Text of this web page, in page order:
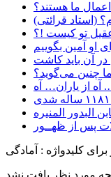
(استاد قرائتی)
تو کیست !؟
او آمین بگوییم
ﺁﻥ ﺑﺎﯾﺪ ﮐﺎﺷﺖ
پس از ظهــور
کلیدواژه : آمادگی